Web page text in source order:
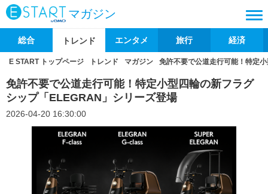
マガジン
総合 トレンド エンタメ 旅行 経済
E START トップページ トレンド マガジン 免許不要で公道走行可能！特定
免許不要で公道走行可能！特定小型四輪の新フラグ
シップ「ELEGRAN」シリーズ登場
2026-04-20 16:30:00